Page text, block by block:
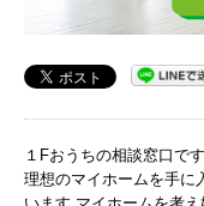
１Fおうちの相談窓口で
理想のマイホームを手に